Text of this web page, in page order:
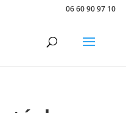
06 60 90 97 10